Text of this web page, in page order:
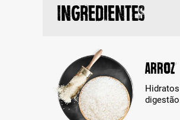
Ingredientes
Arroz